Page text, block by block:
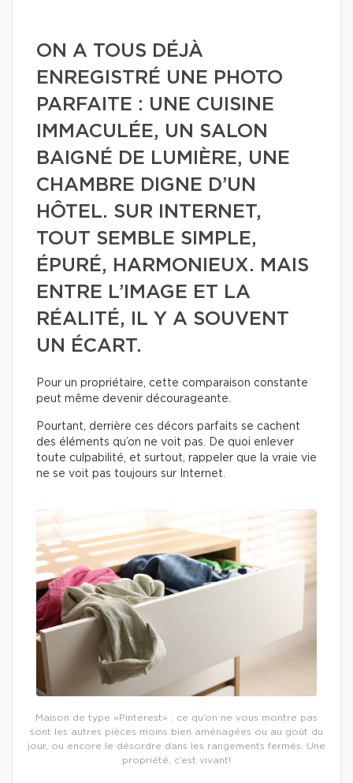
ON A TOUS DÉJÀ
ENREGISTRÉ UNE PHOTO
PARFAITE : UNE CUISINE
IMMACULÉE, UN SALON
BAIGNÉ DE LUMIÈRE, UNE
CHAMBRE DIGNE D’UN
HÔTEL. SUR INTERNET,
TOUT SEMBLE SIMPLE,
ÉPURÉ, HARMONIEUX. MAIS
ENTRE L’IMAGE ET LA
RÉALITÉ, IL Y A SOUVENT
UN ÉCART.
Pour un propriétaire, cette comparaison constante
peut même devenir décourageante.
Pourtant, derrière ces décors parfaits se cachent
des éléments qu’on ne voit pas. De quoi enlever
toute culpabilité, et surtout, rappeler que la vraie vie
ne se voit pas toujours sur Internet.
Maison de type «Pinterest» : ce qu’on ne vous montre pas
sont les autres pièces moins bien aménagées ou au goût du
jour, ou encore le désordre dans les rangements fermés. Une
propriété, c’est vivant!